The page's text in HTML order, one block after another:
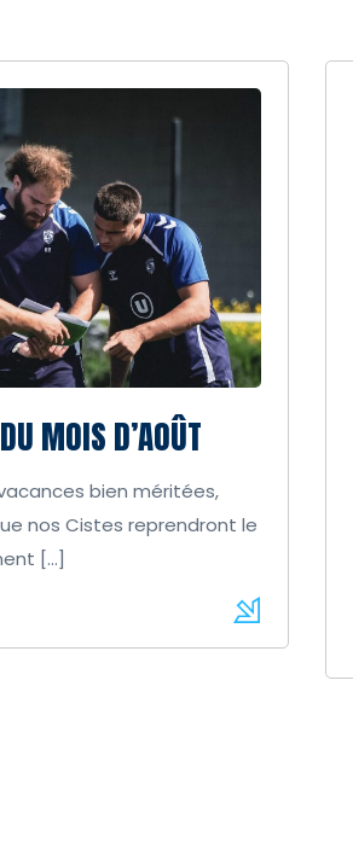
MOIS D’AOÛT
bien méritées,
nos Cistes reprendront le
[…]